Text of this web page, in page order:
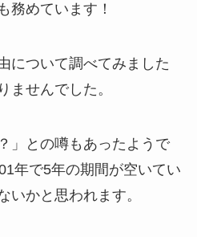
務めています！
について調べてみました
ませんでした。
」との噂もあったようで
年で5年の期間が空いてい
いかと思われます。